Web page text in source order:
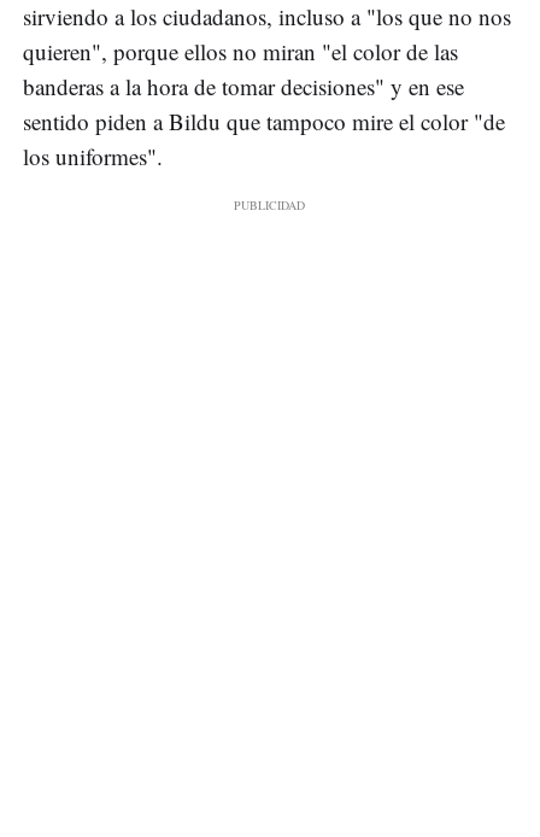
sirviendo a los ciudadanos, incluso a "los que no nos
quieren", porque ellos no miran "el color de las
banderas a la hora de tomar decisiones" y en ese
sentido piden a Bildu que tampoco mire el color "de
los uniformes".